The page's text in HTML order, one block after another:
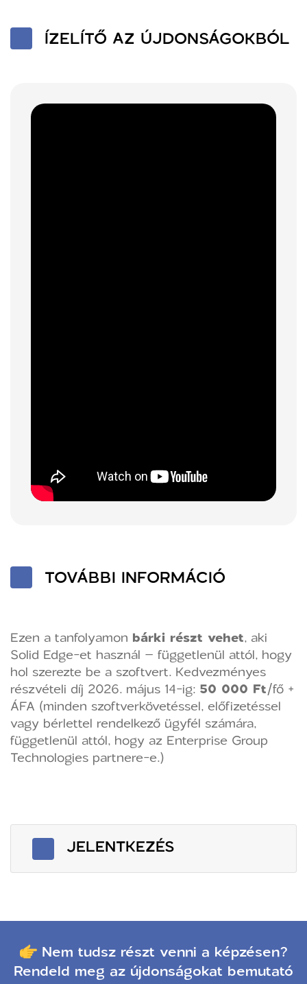
ÍZELÍTŐ AZ ÚJDONSÁGOKBÓL
TOVÁBBI INFORMÁCIÓ
Ezen a tanfolyamon bárki részt vehet, aki
Solid Edge-et használ – függetlenül attól, hogy
hol szerezte be a szoftvert. Kedvezményes
részvételi díj 2026. május 14-ig: 50 000 Ft/fő +
ÁFA (minden szoftverkövetéssel, előfizetéssel
vagy bérlettel rendelkező ügyfél számára,
függetlenül attól, hogy az Enterprise Group
Technologies partnere-e.)
JELENTKEZÉS
Nem tudsz részt venni a képzésen?
Rendeld meg az újdonságokat bemutató